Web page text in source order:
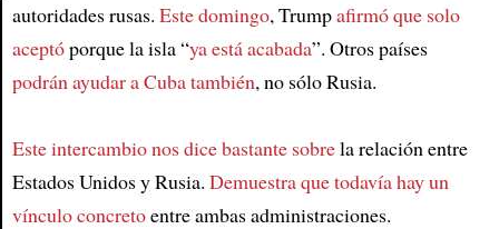
Article
autoridades rusas. Este domingo, Trumpafirmó que solo
aceptóporque la isla “ya está acabada”. Otros países
podrán ayudar a Cuba también, no sólo Rusia.
Este intercambio nos dice bastante sobrela relación entre
Estados Unidos y Rusia. Demuestra que todavía hay un
vínculo concretoentre ambas administraciones.